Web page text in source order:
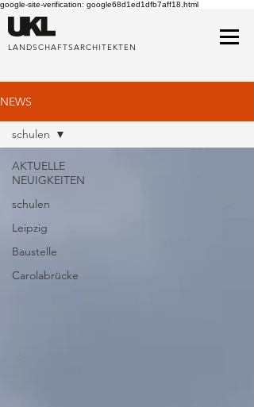
google-site-verification: google68d1ed1dfb7aff18.html
LANDSCHAFTSARCHITEKTEN
NEWS
AKTUELLE
NEUIGKEITEN
schulen
Leipzig
Baustelle
Carolabrücke
schulen